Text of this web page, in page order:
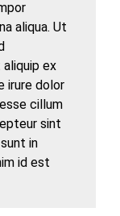
aliqua. Ut
ex
irure dolor
cillum
sint
in
id est